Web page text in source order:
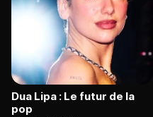
Dua Lipa : Le futur de la
pop